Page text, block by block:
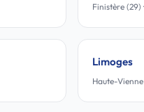
Finistère (29)
Limoges
Haute-Vienne